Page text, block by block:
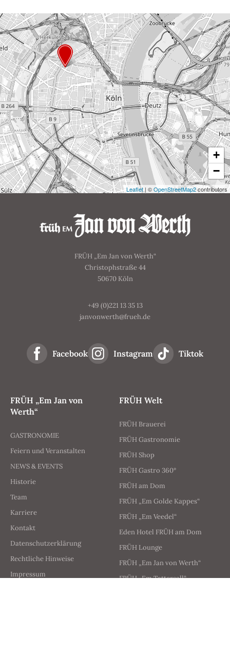
+
−
Leaflet | ©OpenStreetMap2contributors
FRÜH „Em Jan von Werth“
Christophstraße 44
50670 Köln
+49 (0)221 13 35 13
janvonwerth@frueh.de
Facebook Instagram Tiktok
FRÜH „Em Jan von
Werth“
GASTRONOMIE
Feiern und Veranstalten
NEWS & EVENTS
Historie
Team
Karriere
Kontakt
Datenschutzerklärung
Rechtliche Hinweise
Impressum
FRÜH Welt
FRÜH Brauerei
FRÜH Gastronomie
FRÜH Shop
FRÜH Gastro 360°
FRÜH am Dom
FRÜH „Em Golde Kappes“
FRÜH „Em Veedel“
Eden Hotel FRÜH am Dom
FRÜH Lounge
FRÜH „Em Jan von Werth“
FRÜH „Em Tattersall“